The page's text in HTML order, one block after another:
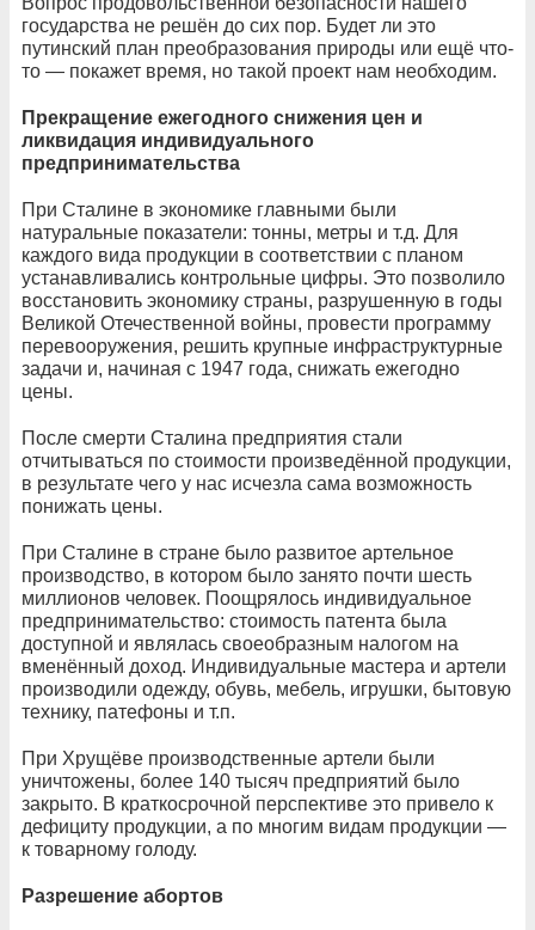
государства не решён до сих пор. Будет ли это
путинский план преобразования природы или ещё что-
то — покажет время, но такой проект нам необходим.
Прекращение ежегодного снижения цен и
ликвидация индивидуального
предпринимательства
При Сталине в экономике главными были
натуральные показатели: тонны, метры и т.д. Для
каждого вида продукции в соответствии с планом
устанавливались контрольные цифры. Это позволило
восстановить экономику страны, разрушенную в годы
Великой Отечественной войны, провести программу
перевооружения, решить крупные инфраструктурные
задачи и, начиная с 1947 года, снижать ежегодно
цены.
После смерти Сталина предприятия стали
отчитываться по стоимости произведённой продукции,
в результате чего у нас исчезла сама возможность
понижать цены.
При Сталине в стране было развитое артельное
производство, в котором было занято почти шесть
миллионов человек. Поощрялось индивидуальное
предпринимательство: стоимость патента была
доступной и являлась своеобразным налогом на
вменённый доход. Индивидуальные мастера и артели
производили одежду, обувь, мебель, игрушки, бытовую
технику, патефоны и т.п.
При Хрущёве производственные артели были
уничтожены, более 140 тысяч предприятий было
закрыто. В краткосрочной перспективе это привело к
дефициту продукции, а по многим видам продукции —
к товарному голоду.
Разрешение абортов